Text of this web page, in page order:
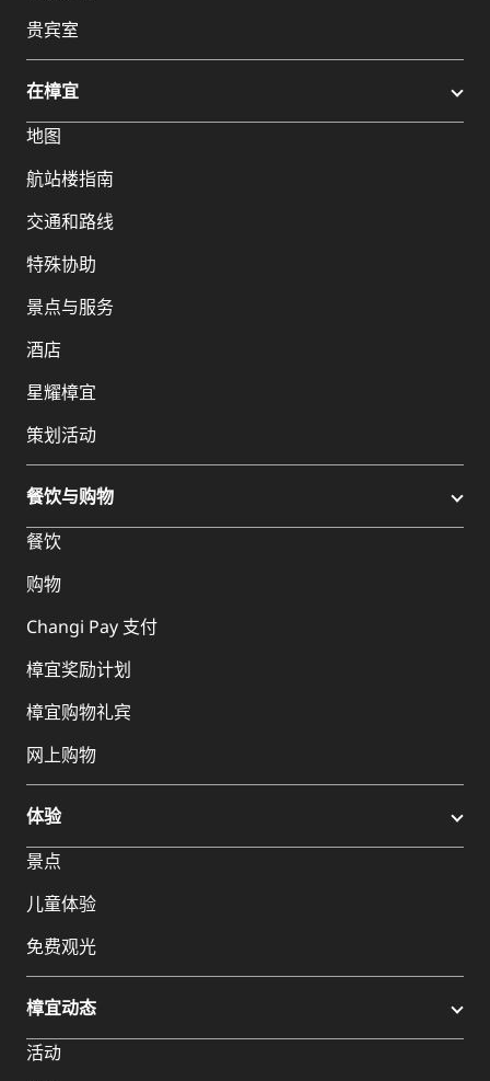
贵宾室
在樟宜
地图
航站楼指南
交通和路线
特殊协助
景点与服务
酒店
星耀樟宜
策划活动
餐饮与购物
餐饮
购物
Changi Pay 支付
樟宜奖励计划
樟宜购物礼宾
网上购物
体验
景点
儿童体验
免费观光
樟宜动态
活动